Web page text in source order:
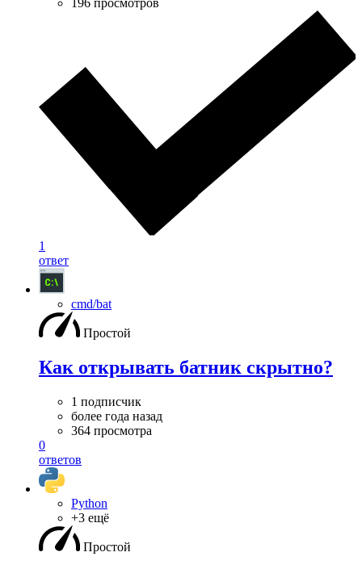
196 просмотров
1
ответ
cmd/bat
Простой
Как открывать батник скрытно?
1 подписчик
более года назад
364 просмотра
0
ответов
Python
+3 ещё
Простой